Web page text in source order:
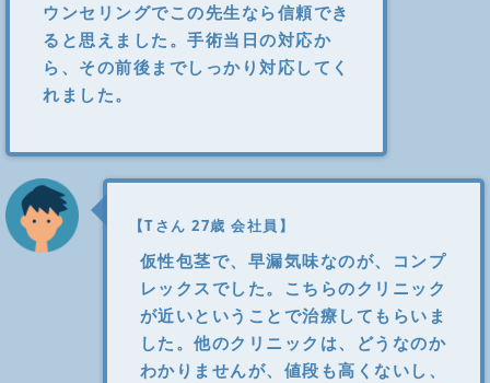
ウンセリングでこの先生なら信頼でき
ると思えました。手術当日の対応か
ら、その前後までしっかり対応してく
れました。
【Tさん 27歳 会社員】
仮性包茎で、早漏気味なのが、コンプ
レックスでした。こちらのクリニック
が近いということで治療してもらいま
した。他のクリニックは、どうなのか
わかりませんが、値段も高くないし、